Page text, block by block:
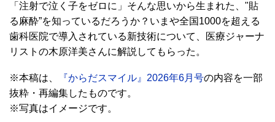
「注射で泣く子をゼロに」そんな思いから生まれた、"貼
る麻酔”を知っているだろうか？いまや全国1000を超える
歯科医院で導入されている新技術について、医療ジャーナ
リストの木原洋美さんに解説してもらった。
※本稿は、 『からだスマイル』2026年6月号の内容を一部
抜粋・再編集したものです。
※写真はイメージです。